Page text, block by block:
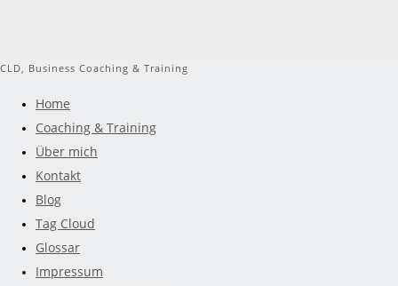
CLD, Business Coaching & Training
Home
Coaching & Training
Über mich
Kontakt
Blog
Tag Cloud
Glossar
Impressum